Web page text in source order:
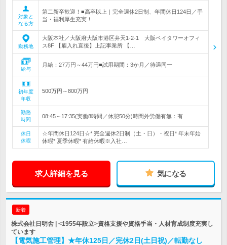
対象と
なる方
第二新卒歓迎！■高卒以上｜完全週休2日制、年間休日124日／手
当・福利厚生充実！
勤務地
大阪本社／大阪府大阪市港区弁天1-2-1 大阪ベイタワーオフィ
ス8F 【雇入れ直後】上記事業所 【…
給与
月給：27万円～44万円■試用期間：3か月／待遇同一
初年度
年収
500万円～800万円
勤務
時間
08:45～17:35(実働8時間／休憩50分)時間外労働有無：有
休日
休暇
☆年間休日124日☆* 完全週休2日制（土・日）・祝日* 年末年始
休暇* 夏季休暇* 有給休暇※入社…
求人詳細を見る 気になる
新着
株式会社日明舎 | <1955年設立>資格支援や資格手当・人材育成制度充実し
ています
【電気施工管理】★年休125日／完休2日(土日祝)／転勤なし